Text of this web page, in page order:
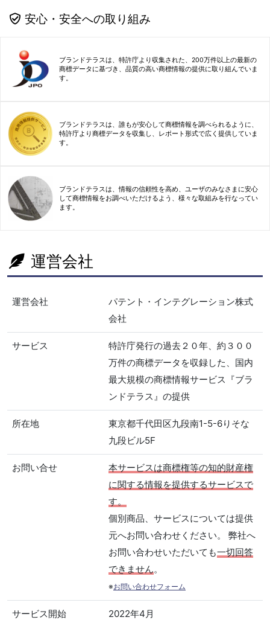
安心・安全への取り組み
ブランドテラスは、特許庁より収集された、200万件以上の最新の
商標データに基づき、品質の高い商標情報の提供に取り組んでいま
す。
ブランドテラスは、誰もが安心して商標情報を調べられるように、
特許庁より商標データを収集し、レポート形式で広く提供していま
す。
ブランドテラスは、情報の信頼性を高め、ユーザのみなさまに安心
して商標情報をお調べいただけるよう、様々な取組みを行なってい
ます。
運営会社
運営会社
パテント・インテグレーション株式
会社
サービス
特許庁発行の過去２０年、約３００
万件の商標データを収録した、国内
最大規模の商標情報サービス『ブラ
ンドテラス』の提供
所在地
東京都千代田区九段南1-5-6りそな
九段ビル5F
お問い合せ
本サービスは商標権等の知的財産権
に関する情報を提供するサービスで
す。
個別商品、サービスについては提供
元へお問い合わせください。 弊社へ
お問い合わせいただいても一切回答
できません。
※お問い合わせフォーム
サービス開始 2022年4月